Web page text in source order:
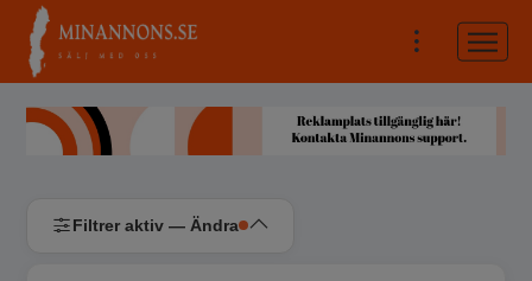
Filtrer aktiv — Ändra